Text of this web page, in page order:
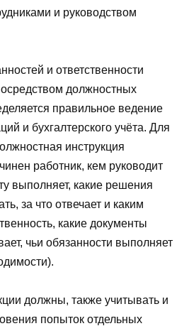
и руководством
и ответственности
должностных
правильное ведение
и бухгалтерского учёта. Для
инструкция
работник, кем руководит
выполняет, какие решения
за что отвечает и каким
какие документы
чьи обязанности выполняет
должны, также учитывать и
попыток отдельных